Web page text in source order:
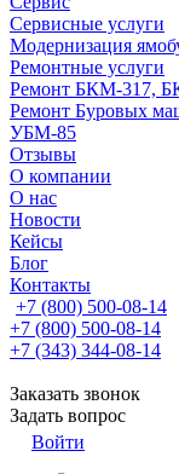
Сервисные услуги
Модернизация
Ремонтные услуги
Ремонт БКМ-317,
Ремонт Буровых
УБМ-85
Отзывы
О компании
О нас
Новости
Кейсы
Блог
Контакты
+7 (800) 500-08-14
+7 (800) 500-08-14
+7 (343) 344-08-14
Заказать звонок
Задать вопрос
Войти